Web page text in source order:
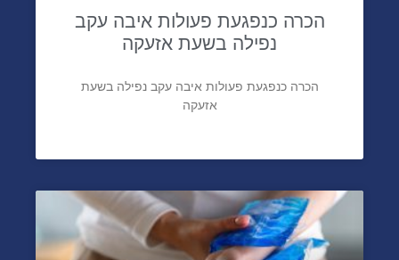
הכרה כנפגעת פעולות איבה עקב
נפילה בשעת אזעקה
הכרה כנפגעת פעולות איבה עקב נפילה בשעת
אזעקה